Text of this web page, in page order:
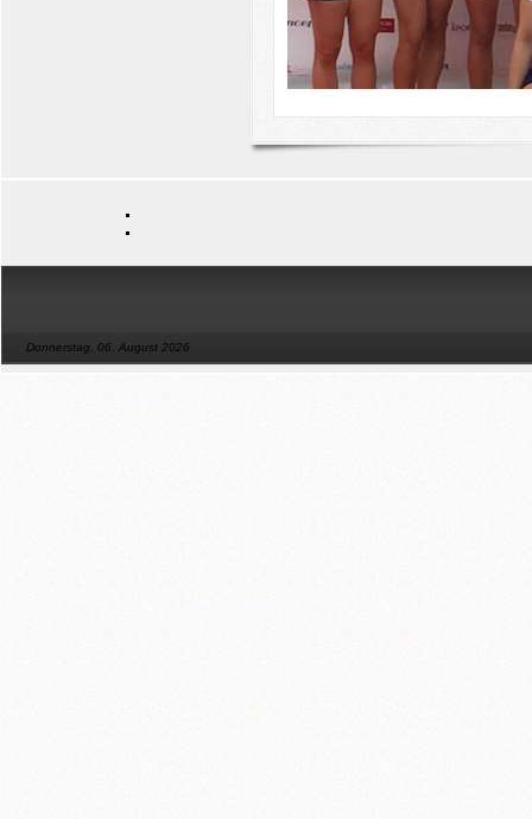
Donnerstag, 06. August 2026